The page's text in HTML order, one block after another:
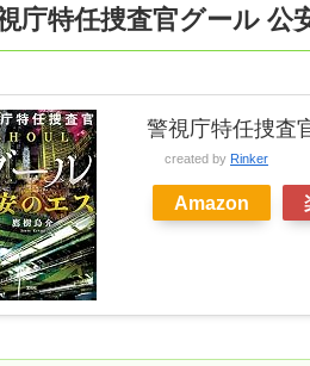
庁特任捜査官グール 公
警視庁特任捜査
created by Rinker
Amazon